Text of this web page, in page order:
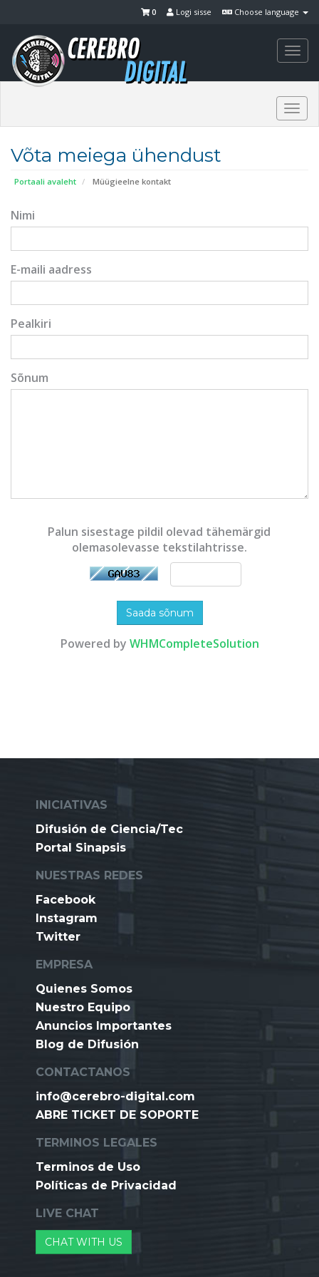
Choose language
Logi sisse
0
Võta meiega ühendust
Portaali avaleht Müügieelne kontakt
Nimi
E-maili aadress
Pealkiri
Sõnum
Palun sisestage pildil olevad tähemärgid
olemasolevasse tekstilahtrisse.
Saada sõnum
Powered by WHMCompleteSolution
INICIATIVAS
Difusión de Ciencia/Tec
Portal Sinapsis
NUESTRAS REDES
Facebook
Instagram
Twitter
EMPRESA
Quienes Somos
Nuestro Equipo
Anuncios Importantes
Blog de Difusión
CONTACTANOS
info@cerebro-digital.com
ABRE TICKET DE SOPORTE
TERMINOS LEGALES
Terminos de Uso
Políticas de Privacidad
LIVE CHAT
CHAT WITH US